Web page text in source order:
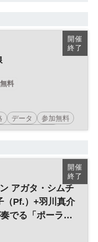
開催
終了
無料
データ
参加無料
ンス・シリーズ
開催
終了
アガタ・シムチ
（Pf.）+羽川真介
でる「ポーラン